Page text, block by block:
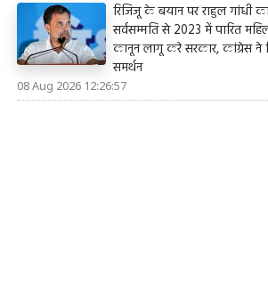
रिजिजू के बयान पर राहुल गांधी
सर्वसम्मति से 2023 में पारित
कानून लागू करे सरकार, कांग्रेस ने
समर्थन
08 Aug 2026 12:26:57